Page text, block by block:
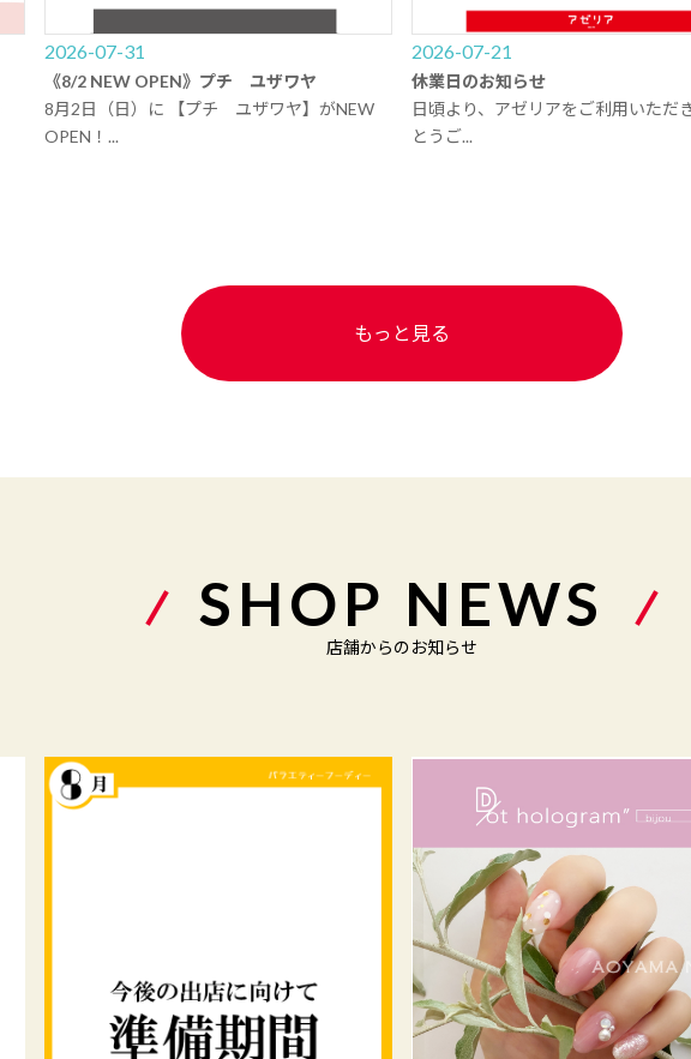
2026-07-31
《8/2 NEW OPEN》プチ ユザワヤ
8月2日（日）に 【プチ ユザワヤ】がNEW
OPEN！...
2026-07-21
休業日のお知らせ
日頃より、アゼリアをご利用いただ
とうご...
もっと見る
SHOP NEWS
店舗からのお知らせ